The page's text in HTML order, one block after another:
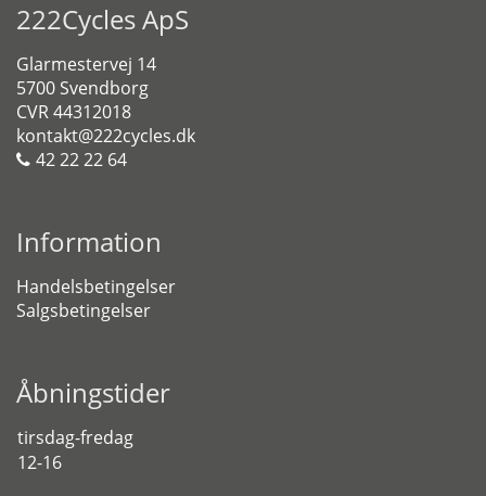
222Cycles ApS
Glarmestervej 14
5700 Svendborg
CVR 44312018
kontakt@222cycles.dk
42 22 22 64
Information
Handelsbetingelser
Salgsbetingelser
Åbningstider
tirsdag-fredag
12-16